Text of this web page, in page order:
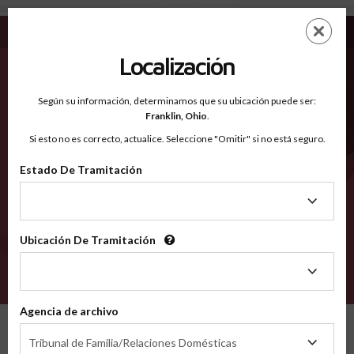
Schleicher TX - Condados Reconocidos
EN
Condados Reconocidos
2600
Localización
Según su información, determinamos que su ubicación puede ser:
Franklin, Ohio.
Si esto no es correcto, actualice. Seleccione "Omitir" si no está seguro.
Estado De Tramitación
Tramitación
Ubicación De Tramitación
Tramitación
Agencia de archivo
Tribunal de Familia/Relaciones Domésticas
de